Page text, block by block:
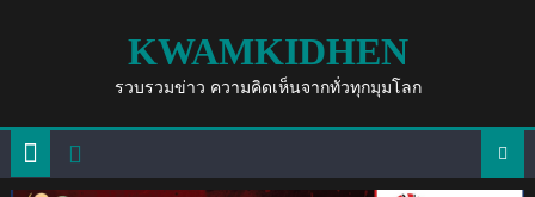
KWAMKIDHEN
รวบรวมข่าว ความคิดเห็นจากทั่วทุกมุมโลก